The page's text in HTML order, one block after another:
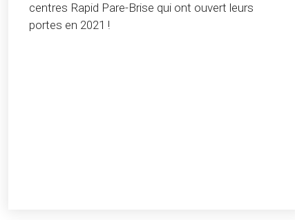
centres Rapid Pare-Brise qui ont ouvert leurs
portes en 2021 !